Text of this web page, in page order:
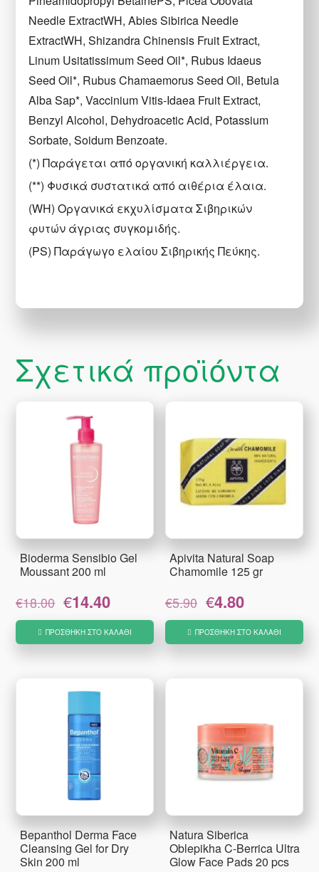
Needle ExtractWH, Abies Sibirica Needle
ExtractWH, Shizandra Chinensis Fruit Extract,
Linum Usitatissimum Seed Oil*, Rubus Idaeus
Seed Oil*, Rubus Chamaemorus Seed Oil, Betula
Alba Sap*, Vaccinium Vitis-Idaea Fruit Extract,
Benzyl Alcohol, Dehydroacetic Acid, Potassium
Sorbate, Soidum Benzoate.
(*) Παράγεται από οργανική καλλιέργεια.
(**) Φυσικά συστατικά από αιθέρια έλαια.
(WH) Οργανικά εκχυλίσματα Σιβηρικών
φυτών άγριας συγκομιδής.
(PS) Παράγωγο ελαίου Σιβηρικής Πεύκης.
Σχετικά προϊόντα
Bioderma Sensibio Gel
Moussant 200 ml
€18.00
Original
price
was:
€18.00.
€14.40
τιμή
είναι:
ΠΡΟΣΘΉΚΗ ΣΤΟ ΚΑΛΆΘΙ
Apivita Natural Soap
Chamomile 125 gr
€5.90
Original
price
was:
€5.90.
€4.80
τιμή
είναι:
ΠΡΟΣΘΉΚΗ ΣΤΟ ΚΑΛΆΘΙ
Bepanthol Derma Face
Cleansing Gel for Dry
Skin 200 ml
Natura Siberica
Oblepikha C-Berrica Ultra
Glow Face Pads 20 pcs